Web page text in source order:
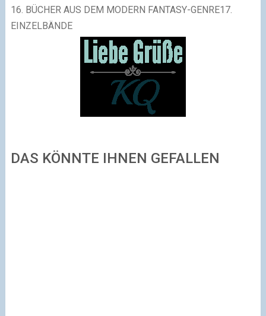
16. BÜCHER AUS DEM MODERN FANTASY-GENRE17.
EINZELBÄNDE
DAS KÖNNTE IHNEN GEFALLEN